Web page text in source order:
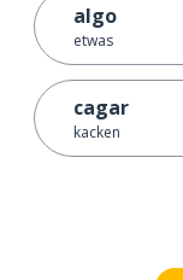
algo
etwas
cagar
kacken